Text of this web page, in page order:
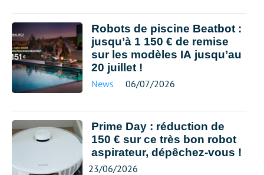
Robots de piscine Beatbot :
jusqu’à 1 150 € de remise
sur les modèles IA jusqu’au
20 juillet !
News 06/07/2026
Prime Day : réduction de
150 € sur ce très bon robot
aspirateur, dépêchez-vous !
23/06/2026